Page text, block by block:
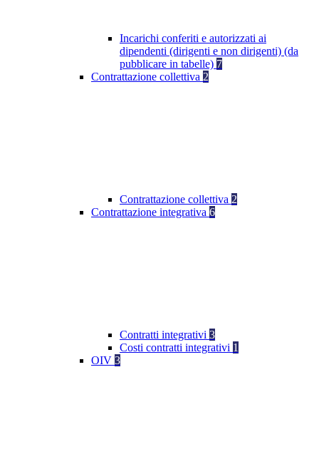
Incarichi conferiti e autorizzati ai
dipendenti (dirigenti e non dirigenti) (da
pubblicare in tabelle) 7
Contrattazione collettiva 2
Contrattazione collettiva 2
Contrattazione integrativa 6
Contratti integrativi 3
Costi contratti integrativi 1
OIV 3